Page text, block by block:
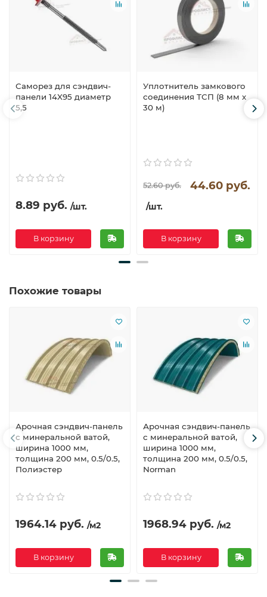
Саморез для сэндвич-
панели 14X95 диаметр
5,5
8.89 руб. /шт.
В корзину
Уплотнитель замкового
соединения ТСП (8 мм х
30 м)
52.60 руб. 44.60 руб.
/шт.
В корзину
Похожие товары
Арочная сэндвич-панель
с минеральной ватой,
ширина 1000 мм,
толщина 200 мм, 0.5/0.5,
Полиэстер
1964.14 руб. /м2
В корзину
Арочная сэндвич-панель
с минеральной ватой,
ширина 1000 мм,
толщина 200 мм, 0.5/0.5,
Norman
1968.94 руб. /м2
В корзину